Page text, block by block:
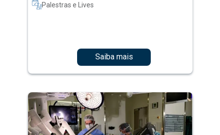
Palestras e Lives
Saiba mais